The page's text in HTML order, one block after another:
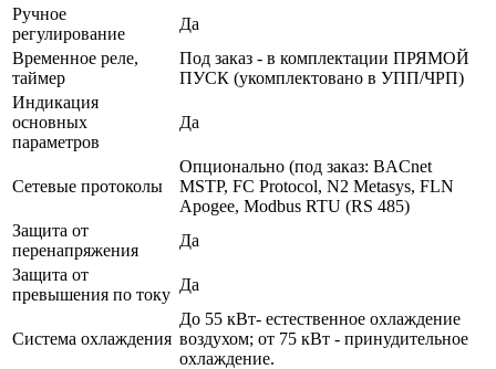
Ручное
регулирование
Да
Временное реле,
таймер
Под заказ - в комплектации ПРЯМОЙ
ПУСК (укомплектовано в УПП/ЧРП)
Индикация
основных
параметров
Да
Сетевые протоколы
Опционально (под заказ: BACnet
MSTP, FC Protocol, N2 Metasys, FLN
Apogee, Modbus RTU (RS 485)
Защита от
перенапряжения
Да
Защита от
превышения по току
Да
Система охлаждения
До 55 кВт- естественное охлаждение
воздухом; от 75 кВт - принудительное
охлаждение.